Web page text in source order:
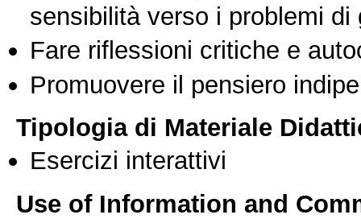
sensibilità verso i problemi di
Fare riflessioni critiche e
Promuovere il pensiero
Tipologia di Materiale
Esercizi interattivi
Use of Information and